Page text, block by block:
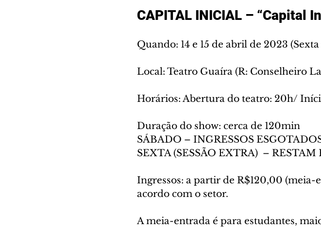
CAPITAL INICIAL – “Capital
Quando: 14 e 15 de abril de 2023 (Sexta
Local: Teatro Guaíra (R: Conselheiro
Horários: Abertura do teatro: 20h/
Duração do show: cerca de 120min
SÁBADO – INGRESSOS
SEXTA (SESSÃO EXTRA)  – RESTAM
Ingressos: a partir de R$120,00 (meia-
acordo com o setor.
A meia-entrada é para estudantes,